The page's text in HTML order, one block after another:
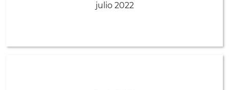
julio 2022